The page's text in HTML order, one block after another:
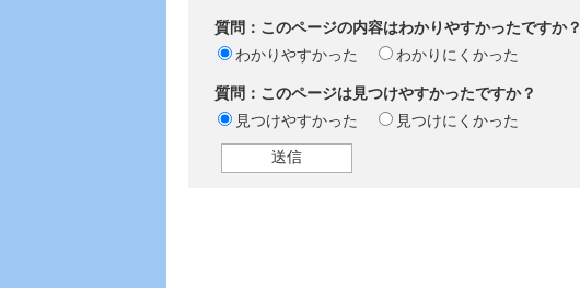
質問：このページの内容はわかりやすかったですか？
わかりやすかった
わかりにくかった
質問：このページは見つけやすかったですか？
見つけやすかった
見つけにくかった